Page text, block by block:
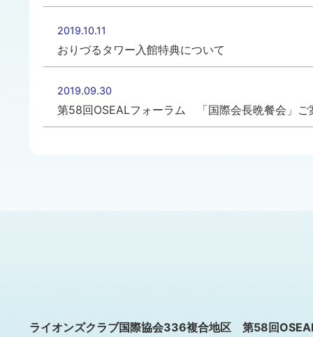
2019.10.11
おりづるタワー入館特典について
2019.09.30
第58回OSEALフォーラム 「国際会長晩餐会」ご
ライオンズクラブ国際協会336複合地区 第58回